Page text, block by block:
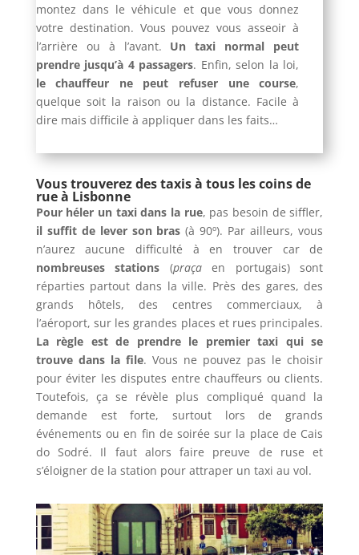
montez dans le véhicule et que vous donnez
votre destination. Vous pouvez vous asseoir à
l’arrière ou à l’avant. Un taxi normal peut
prendre jusqu’à 4 passagers. Enfin, selon la loi,
le chauffeur ne peut refuser une course,
quelque soit la raison ou la distance. Facile à
dire mais difficile à appliquer dans les faits…
Vous trouverez des taxis à tous les coins de
rue à Lisbonne
Pour héler un taxi dans la rue, pas besoin de siffler,
il suffit de lever son bras (à 90º). Par ailleurs, vous
n’aurez aucune difficulté à en trouver car de
nombreuses stations (praçaen portugais) sont
réparties partout dans la ville. Près des gares, des
grands hôtels, des centres commerciaux, à
l’aéroport, sur les grandes places et rues principales.
La règle est de prendre le premier taxi qui se
trouve dans la file. Vous ne pouvez pas le choisir
pour éviter les disputes entre chauffeurs ou clients.
Toutefois, ça se révèle plus compliqué quand la
demande est forte, surtout lors de grands
événements ou en fin de soirée sur la place de Cais
do Sodré. Il faut alors faire preuve de ruse et
s’éloigner de la station pour attraper un taxi au vol.